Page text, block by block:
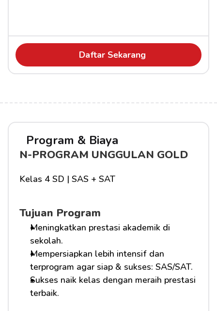
Daftar Sekarang
Program & Biaya
N-PROGRAM UNGGULAN GOLD
Kelas 4 SD | SAS + SAT
Tujuan Program
Meningkatkan prestasi akademik di
sekolah.
Mempersiapkan lebih intensif dan
terprogram agar siap & sukses: SAS/SAT.
Sukses naik kelas dengan meraih prestasi
terbaik.